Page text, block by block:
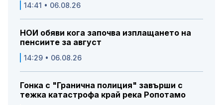
14:41 • 06.08.26
НОИ обяви кога започва изплащането на
пенсиите за август
14:29 • 06.08.26
Гонка с "Гранична полиция" завърши с
тежка катастрофа край река Ропотамо